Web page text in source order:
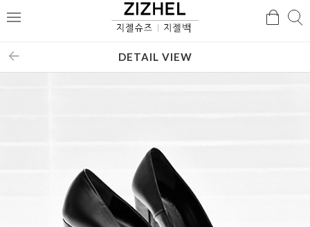
메
검
DETAIL VIEW